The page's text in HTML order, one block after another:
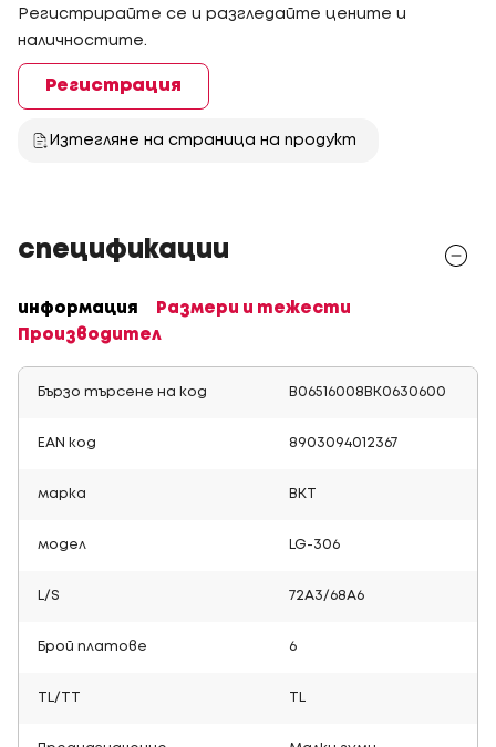
Регистрирайте се и разгледайте цените и
наличностите.
Регистрация
Изтегляне на страница на продукт
спецификации
информация
Размери и тежести
Производител
Бързо търсене на код B06516008BK0630600
EAN код 8903094012367
марка BKT
модел LG-306
L/S 72A3/68A6
Брой платове 6
TL/TT